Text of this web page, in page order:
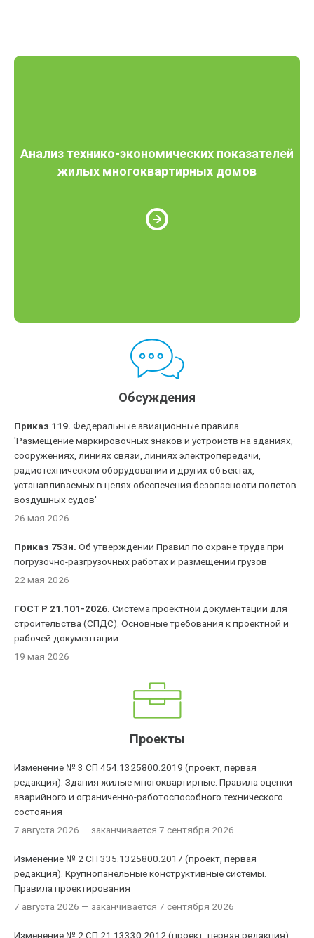
Анализ технико-экономических показателей
жилых многоквартирных домов
Обсуждения
Приказ 119. Федеральные авиационные правила
'Размещение маркировочных знаков и устройств на зданиях,
сооружениях, линиях связи, линиях электропередачи,
радиотехническом оборудовании и других объектах,
устанавливаемых в целях обеспечения безопасности полетов
воздушных судов'
26 мая 2026
Приказ 753н. Об утверждении Правил по охране труда при
погрузочно-разгрузочных работах и размещении грузов
22 мая 2026
ГОСТ Р 21.101-2026. Система проектной документации для
строительства (СПДС). Основные требования к проектной и
рабочей документации
19 мая 2026
Проекты
Изменение № 3 СП 454.1325800.2019 (проект, первая
редакция). Здания жилые многоквартирные. Правила оценки
аварийного и ограниченно-работоспособного технического
состояния
7 августа 2026 — заканчивается 7 сентября 2026
Изменение № 2 СП 335.1325800.2017 (проект, первая
редакция). Крупнопанельные конструктивные системы.
Правила проектирования
7 августа 2026 — заканчивается 7 сентября 2026
Изменение № 2 СП 21.13330.2012 (проект, первая редакция).